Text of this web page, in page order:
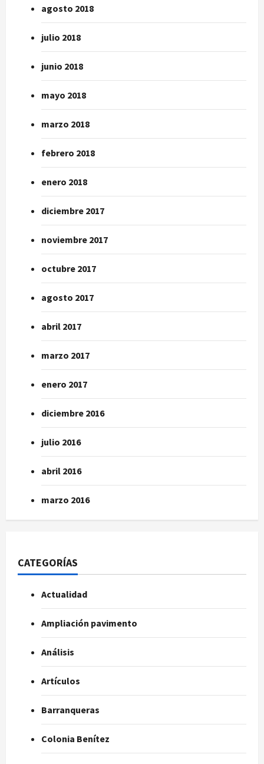
agosto 2018
julio 2018
junio 2018
mayo 2018
marzo 2018
febrero 2018
enero 2018
diciembre 2017
noviembre 2017
octubre 2017
agosto 2017
abril 2017
marzo 2017
enero 2017
diciembre 2016
julio 2016
abril 2016
marzo 2016
CATEGORÍAS
Actualidad
Ampliación pavimento
Análisis
Artículos
Barranqueras
Colonia Benítez